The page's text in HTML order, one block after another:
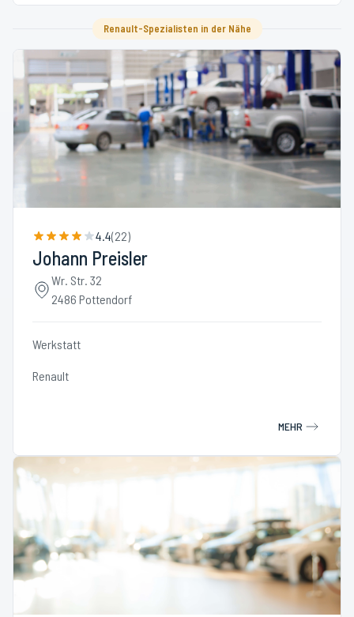
Renault-Spezialisten in der Nähe
4.4(22)
Johann Preisler
Wr. Str. 32
2486 Pottendorf
Werkstatt
Renault
MEHR